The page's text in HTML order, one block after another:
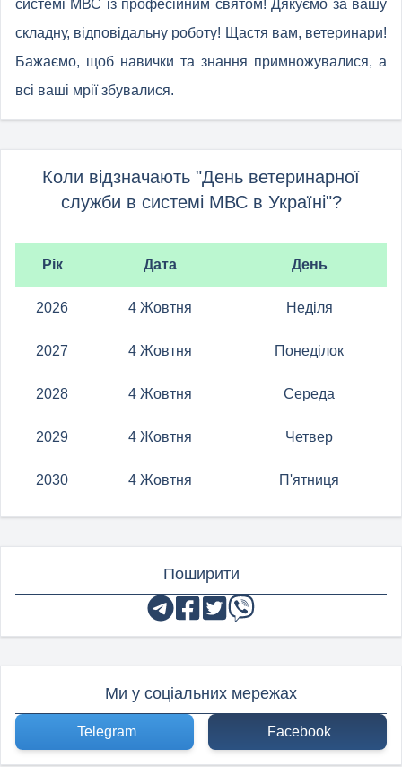
системі МВС із професійним святом! Дякуємо за вашу
складну, відповідальну роботу! Щастя вам, ветеринари!
Бажаємо, щоб навички та знання примножувалися, а
всі ваші мрії збувалися.
Коли відзначають "День ветеринарної
служби в системі МВС в Україні"?
Рік Дата День
2026 4 Жовтня Неділя
2027 4 Жовтня Понеділок
2028 4 Жовтня Середа
2029 4 Жовтня Четвер
2030 4 Жовтня П'ятниця
Поширити
Ми у соціальних мережах
Telegram Facebook